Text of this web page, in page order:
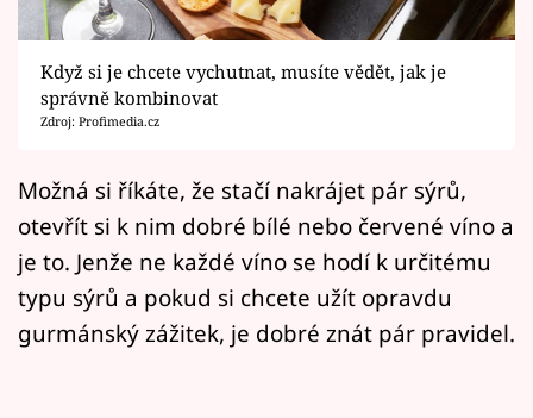
Sledujte prima+
Filmový festival Karlovy Vary
Mámy sobě
Přihlášení
Když si je chcete vychutnat, musíte vědět, jak je
správně kombinovat
Zdroj: Profimedia.cz
Možná si říkáte, že stačí nakrájet pár sýrů,
otevřít si k nim dobré bílé nebo červené víno a
je to. Jenže ne každé víno se hodí k určitému
typu sýrů a pokud si chcete užít opravdu
gurmánský zážitek, je dobré znát pár pravidel.